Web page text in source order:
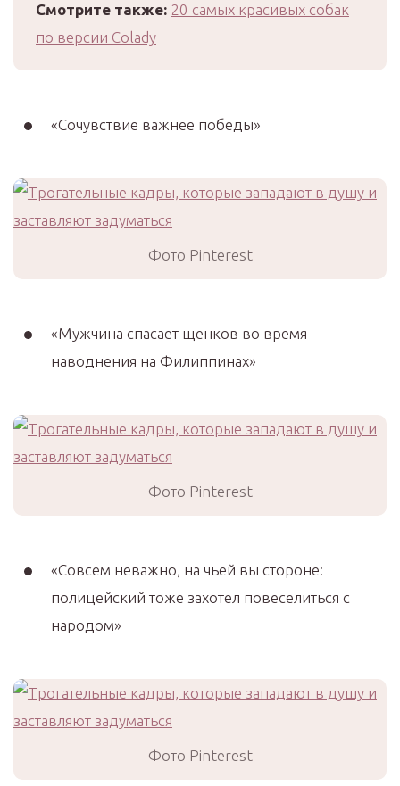
Смотрите также: 20 самых красивых собак
по версии Colady
«Сочувствие важнее победы»
Фото Pinterest
«Mужчина спасает щенков во время
наводнения на Филиппинах»
Фото Pinterest
«Совсем неважно, на чьей вы стороне:
полицейский тоже захотел повеселиться с
народом»
Фото Pinterest